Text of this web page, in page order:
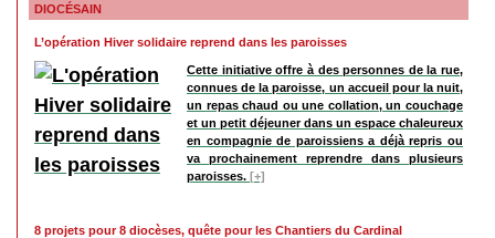
DIOCÉSAIN
L’opération Hiver solidaire reprend dans les paroisses
Cette initiative offre à des personnes de la rue,
connues de la paroisse, un accueil pour la nuit,
un repas chaud ou une collation, un couchage
et un petit déjeuner dans un espace chaleureux
en compagnie de paroissiens a déjà repris ou
va prochainement reprendre dans plusieurs
paroisses. [+]
8 projets pour 8 diocèses, quête pour les Chantiers du Cardinal